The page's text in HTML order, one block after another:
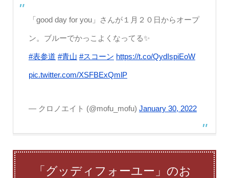
「good day for you」さんが１月２０日からオープ
ン。ブルーでかっこよくなってる✨
#表参道 #青山 #スコーン https://t.co/QydIspiEoW
pic.twitter.com/XSFBExQmlP
— クロノエイト (@mofu_mofu) January 30, 2022
「グッディフォーユー」のお